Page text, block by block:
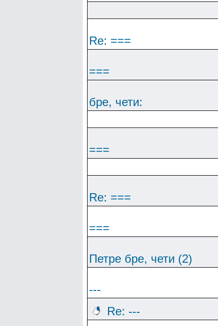
Re: ===
===
бре, чети:
===
Re: ===
===
Петре бре, чети (2)
---
Re: ---